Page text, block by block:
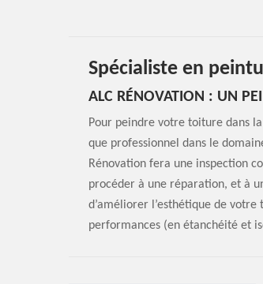
Spécialiste en
ALC RÉNOVATION : UN
Pour peindre votre toiture dans
que professionnel dans le
Rénovation fera une inspection
procéder à une réparation, et à
d’améliorer l’esthétique de
performances (en étanchéité et